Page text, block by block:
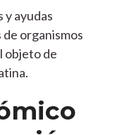
y ayudas
organismos
objeto de